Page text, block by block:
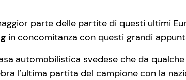
parte delle partite di questi ultimi
in concomitanza con questi grandi
automobilistica svedese che da
l’ultima partita del campione con la